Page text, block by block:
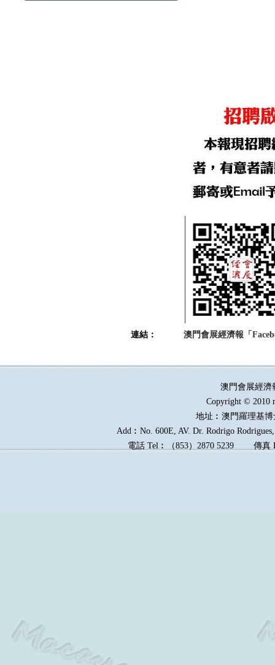
連結： 澳門會展經濟報「
澳門會展經
Copyright © 2010
地址︰澳門羅理基
Add︰No. 600E, AV. Dr. Rodrigo
電話 Tel︰（853）2870 5239傳真